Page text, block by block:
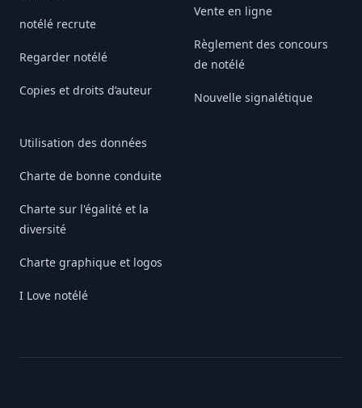
notélé recrute
Regarder notélé
Copies et droits d’auteur
Utilisation des données
Charte de bonne conduite
Charte sur l'égalité et la
diversité
Charte graphique et logos
I Love notélé
Vente en ligne
Règlement des concours
de notélé
Nouvelle signalétique